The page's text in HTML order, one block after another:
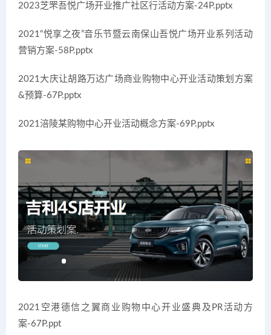
2023芝罘吾悦广场开业推广社区行活动方案-24P.pptx
2021“悦享之夜”音乐节暨云南保山吾悦广场开业系列活动
营销方案-58P.pptx
2021大庆让胡路万达广场商业购物中心开业活动策划方案
&预算-67P.pptx
2021涪陵某购物中心开业活动概念方案-69P.pptx
2021空港德信之翼商业购物中心开业盛典及PR活动方
案-67P.ppt